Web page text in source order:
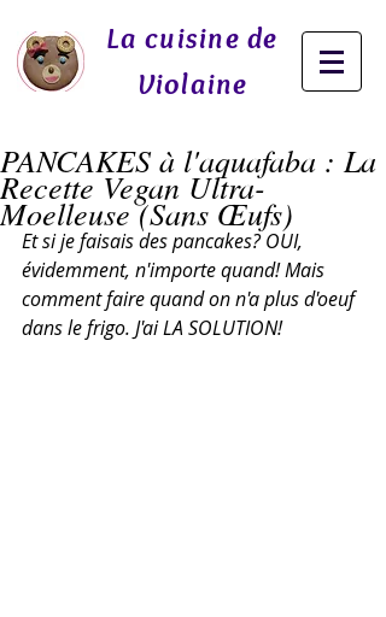
La cuisine de
Violaine
PANCAKES à l'aquafaba : La
Recette Vegan Ultra-
Moelleuse (Sans Œufs)
Et si je faisais des pancakes? OUI,
évidemment, n'importe quand! Mais
comment faire quand on n'a plus d'oeuf
dans le frigo. J'ai LA SOLUTION!